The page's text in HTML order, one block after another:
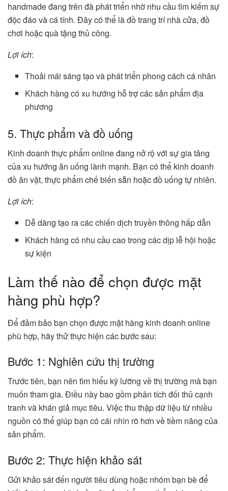
handmade đang trên đà phát triển nhờ nhu cầu tìm kiếm sự
độc đáo và cá tính. Đây có thể là đồ trang trí nhà cửa, đồ
chơi hoặc quà tặng thủ công.
Lợi ích:
Thoải mái sáng tạo và phát triển phong cách cá nhân
Khách hàng có xu hướng hỗ trợ các sản phẩm địa
phương
5. Thực phẩm và đồ uống
Kinh doanh thực phẩm online đang nở rộ với sự gia tăng
của xu hướng ăn uống lành mạnh. Bạn có thể kinh doanh
đồ ăn vặt, thực phẩm chế biến sẵn hoặc đồ uống tự nhiên.
Lợi ích:
Dễ dàng tạo ra các chiến dịch truyền thông hấp dẫn
Khách hàng có nhu cầu cao trong các dịp lễ hội hoặc
sự kiện
Làm thế nào để chọn được mặt
hàng phù hợp?
Để đảm bảo bạn chọn được mặt hàng kinh doanh online
phù hợp, hãy thử thực hiện các bước sau:
Bước 1: Nghiên cứu thị trường
Trước tiên, bạn nên tìm hiểu kỹ lưỡng về thị trường mà bạn
muốn tham gia. Điều này bao gồm phân tích đối thủ cạnh
tranh và khán giả mục tiêu. Việc thu thập dữ liệu từ nhiều
nguồn có thể giúp bạn có cái nhìn rõ hơn về tiềm năng của
sản phẩm.
Bước 2: Thực hiện khảo sát
Gửi khảo sát đến người tiêu dùng hoặc nhóm bạn bè để